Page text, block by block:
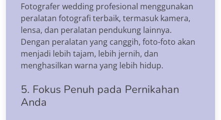
Fotografer wedding profesional menggunakan
peralatan fotografi terbaik, termasuk kamera,
lensa, dan peralatan pendukung lainnya.
Dengan peralatan yang canggih, foto-foto akan
menjadi lebih tajam, lebih jernih, dan
menghasilkan warna yang lebih hidup.
5. Fokus Penuh pada Pernikahan
Anda